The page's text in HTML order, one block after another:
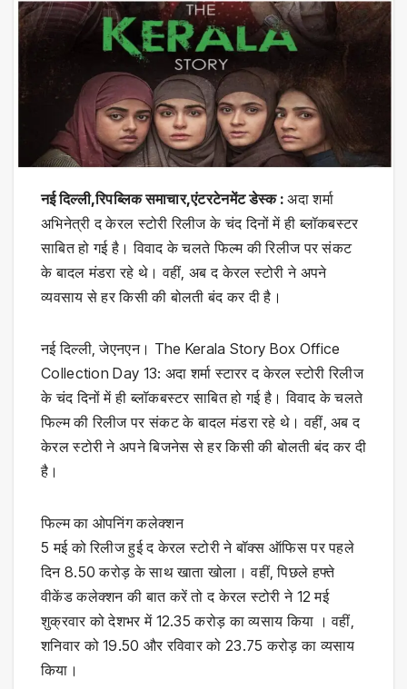
नई दिल्ली,रिपब्लिक समाचार,एंटरटेनमेंट डेस्क :अदा शर्मा
अभिनेत्री द केरल स्टोरी रिलीज के चंद दिनों में ही ब्लॉकबस्टर
साबित हो गई है। विवाद के चलते फिल्म की रिलीज पर संकट
के बादल मंडरा रहे थे। वहीं, अब द केरल स्टोरी ने अपने
व्यवसाय से हर किसी की बोलती बंद कर दी है।
नई दिल्ली, जेएनएन। The Kerala Story Box Office
Collection Day 13: अदा शर्मा स्टारर द केरल स्टोरी रिलीज
के चंद दिनों में ही ब्लॉकबस्टर साबित हो गई है। विवाद के चलते
फिल्म की रिलीज पर संकट के बादल मंडरा रहे थे। वहीं, अब द
केरल स्टोरी ने अपने बिजनेस से हर किसी की बोलती बंद कर दी
है।
फिल्म का ओपनिंग कलेक्शन
5 मई को रिलीज हुई द केरल स्टोरी ने बॉक्स ऑफिस पर पहले
दिन 8.50 करोड़ के साथ खाता खोला। वहीं, पिछले हफ्ते
वीकेंड कलेक्शन की बात करें तो द केरल स्टोरी ने 12 मई
शुक्रवार को देशभर में 12.35 करोड़ का व्यसाय किया । वहीं,
शनिवार को 19.50 और रविवार को 23.75 करोड़ का व्यसाय
किया।